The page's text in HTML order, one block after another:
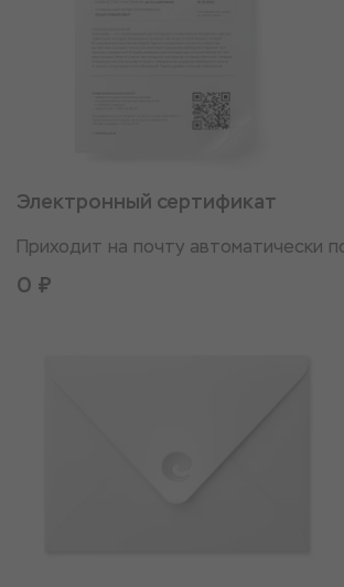
Электронный сертификат
Приходит на почту автоматически
0 ₽